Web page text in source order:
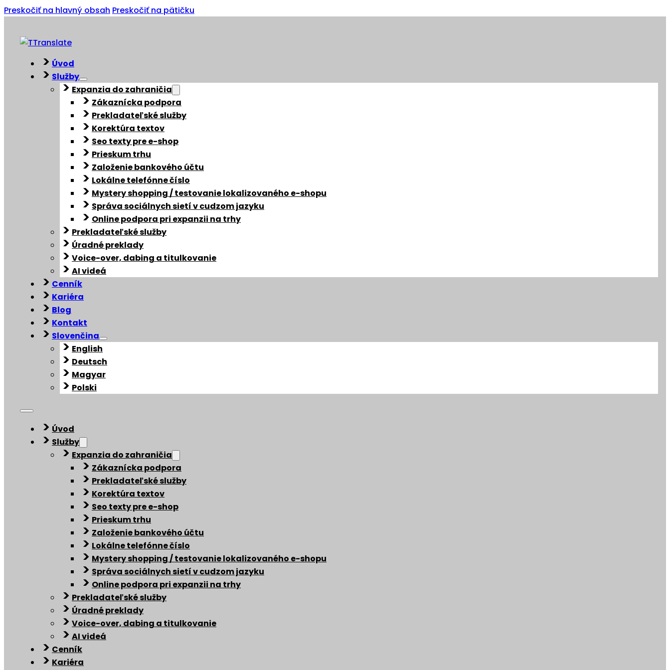
Preskočiť na hlavný obsah Preskočiť na pätičku
Úvod
Služby
Expanzia do zahraničia
Zákaznícka podpora
Prekladateľské služby
Korektúra textov
Seo texty pre e-shop
Prieskum trhu
Založenie bankového účtu
Lokálne telefónne číslo
Mystery shopping / testovanie lokalizovaného e-shopu
Správa sociálnych sietí v cudzom jazyku
Online podpora pri expanzii na trhy
Prekladateľské služby
Úradné preklady
Voice-over, dabing a titulkovanie
AI videá
Cenník
Kariéra
Blog
Kontakt
Slovenčina
English
Deutsch
Magyar
Polski
Úvod
Služby
Expanzia do zahraničia
Zákaznícka podpora
Prekladateľské služby
Korektúra textov
Seo texty pre e-shop
Prieskum trhu
Založenie bankového účtu
Lokálne telefónne číslo
Mystery shopping / testovanie lokalizovaného e-shopu
Správa sociálnych sietí v cudzom jazyku
Online podpora pri expanzii na trhy
Prekladateľské služby
Úradné preklady
Voice-over, dabing a titulkovanie
AI videá
Cenník
Kariéra